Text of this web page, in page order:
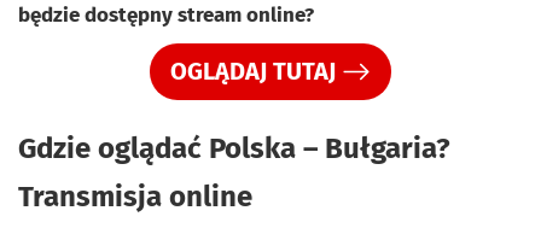
będzie dostępny stream online?
OGLĄDAJ TUTAJ
Gdzie oglądać Polska – Bułgaria?
Transmisja online